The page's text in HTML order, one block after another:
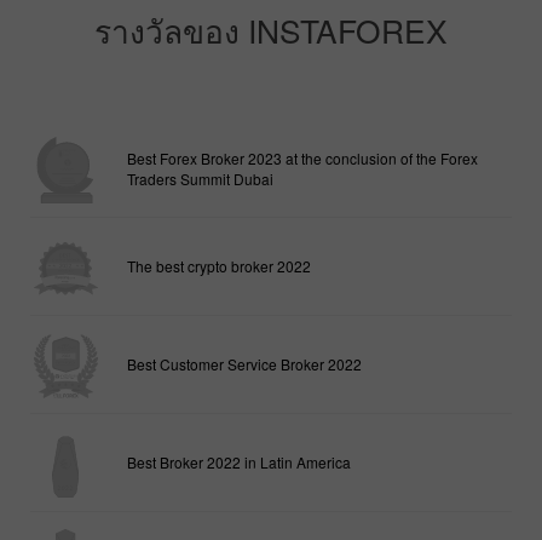
รางวัลของ INSTAFOREX
Best Forex Broker 2023 at the conclusion of the Forex
Traders Summit Dubai
The best crypto broker 2022
Best Customer Service Broker 2022
Best Broker 2022 in Latin America